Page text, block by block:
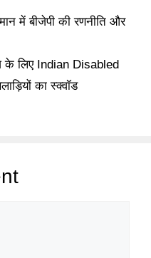
में बीजेपी की रणनीति और
के लिए Indian Disabled
का स्क्वॉड